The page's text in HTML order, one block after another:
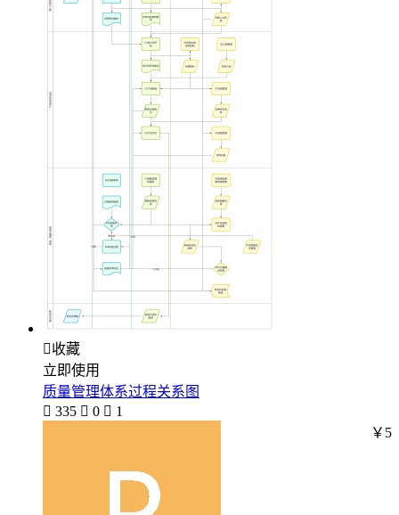
收藏
立即使用
质量管理体系过程关系图
 335  0  1
￥5